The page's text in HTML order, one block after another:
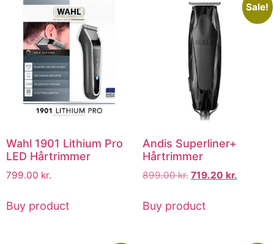
Wahl 1901 Lithium Pro
LED Hårtrimmer
799.00 kr.
Buy product
Sale!
Andis Superliner+
Hårtrimmer
899.00kr. 719.20 kr.
Buy product